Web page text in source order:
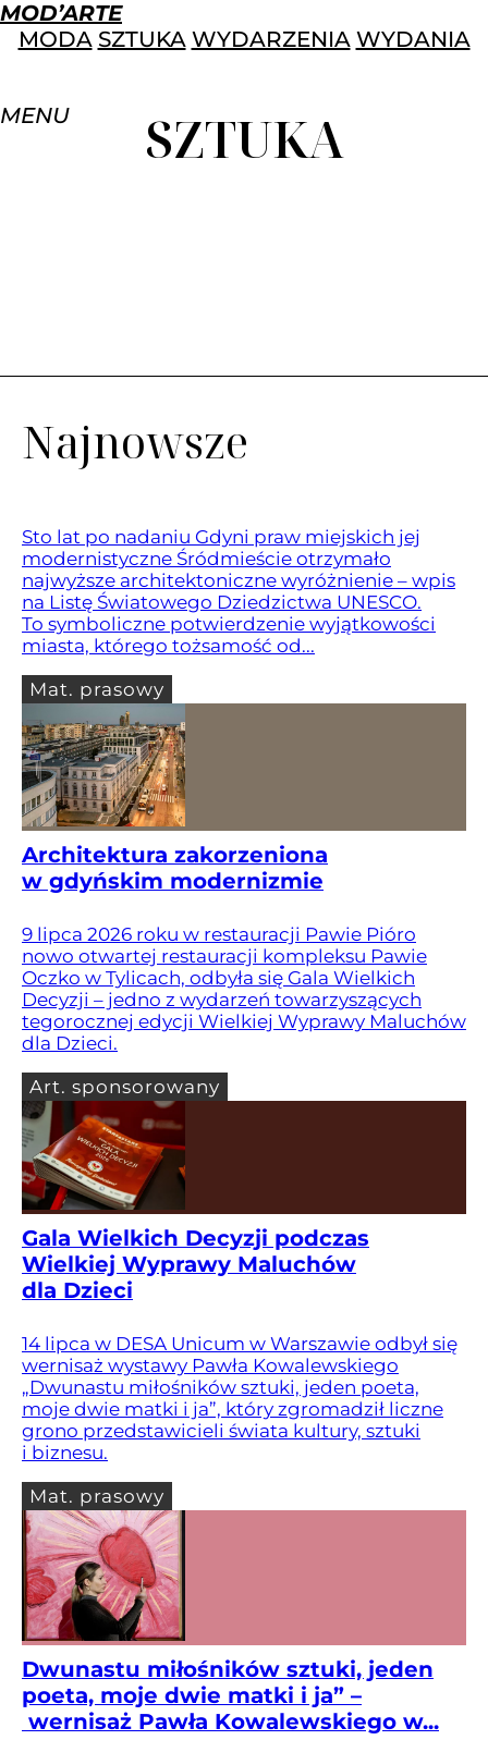
MOD’ARTE
MODA SZTUKA WYDARZENIA WYDANIA
MENU SZTUKA
Najnowsze
Architektura zakorzeniona
w gdyńskim modernizmie
Sto lat po nadaniu Gdyni praw miejskich jej
modernistyczne Śródmieście otrzymało
najwyższe architektoniczne wyróżnienie – wpis
na Listę Światowego Dziedzictwa UNESCO.
To symboliczne potwierdzenie wyjątkowości
miasta, którego tożsamość od...
Mat. prasowy
Gala Wielkich Decyzji podczas
Wielkiej Wyprawy Maluchów
dla Dzieci
9 lipca 2026 roku w restauracji Pawie Pióro
nowo otwartej restauracji kompleksu Pawie
Oczko w Tylicach, odbyła się Gala Wielkich
Decyzji – jedno z wydarzeń towarzyszących
tegorocznej edycji Wielkiej Wyprawy Maluchów
dla Dzieci.
Art. sponsorowany
Dwunastu miłośników sztuki, jeden
poeta, moje dwie matki i ja” –
wernisaż Pawła Kowalewskiego w...
14 lipca w DESA Unicum w Warszawie odbył się
wernisaż wystawy Pawła Kowalewskiego
„Dwunastu miłośników sztuki, jeden poeta,
moje dwie matki i ja”, który zgromadził liczne
grono przedstawicieli świata kultury, sztuki
i biznesu.
Mat. prasowy